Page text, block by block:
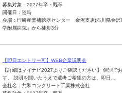
募集対象：2027年卒・既卒
開催日：随時
会場：理研産業補聴器センター 金沢支店(石川県金
学附属病院」から徒歩3分
【即日エントリー可】WEB企業説明会
【詳細はマイナビ2027よりご確認ください】 個別で
す。 説明を聞いたうえで選考ご希望の方は、即日...
会社名：共和コンクリート工業株式会社